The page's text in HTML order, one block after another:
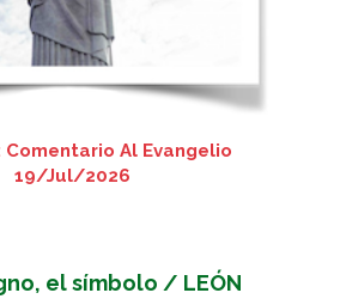
Comentario Al Evangelio
19/Jul/2026
el símbolo / LEÓN